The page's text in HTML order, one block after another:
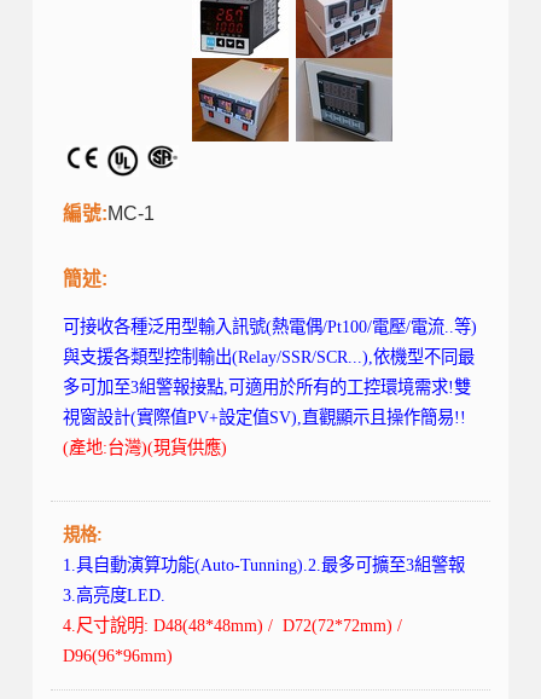
編號:MC-1
簡述:
可接收各種泛用型輸入訊號(熱電偶/Pt100/電壓/電流..等)
與支援各類型控制輸出(Relay/SSR/SCR...),依機型不同最
多可加至3組警報接點,可適用於所有的工控環境需求!雙
視窗設計(實際值PV+設定值SV),直觀顯示且操作簡易!!
(產地:台灣)(現貨供應)
規格:
1.具自動演算功能(Auto-Tunning).2.最多可擴至3組警報
3.高亮度LED.
4.尺寸說明: D48(48*48mm) / D72(72*72mm) /
D96(96*96mm)